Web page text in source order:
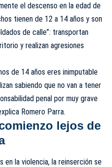
el descenso en la edad de
tienen de 12 a 14 años y son
de calle”: transportan
y realizan agresiones
de 14 años eres inimputable
sabiendo que no van a tener
penal por muy grave
Romero Parra.
lejos de
en la violencia, la reinserción se